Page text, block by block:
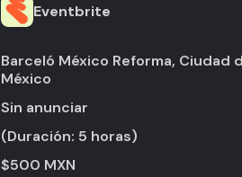
Eventbrite
Barceló México Reforma, Ciudad
México
Sin anunciar
(Duración: 5 horas)
$500 MXN